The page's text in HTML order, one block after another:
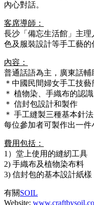
內心對話。
客席導師：
長沙「備忘生活館」主
色及服裝設計等手工藝的
內容：
普通話語為主，廣東話輔
＊中國民間婦女手工技藝
＊ 植物染、手織布的認識
＊ 信封包設計和製作
＊ 手工縫製三種基本針法
每位參加者可製作出一件
費用包括：
1）堂上使用的縫紉工具
2) 手織布及植物染布料
3) 信封包的基本設計紙樣
有關SOIL
Website: